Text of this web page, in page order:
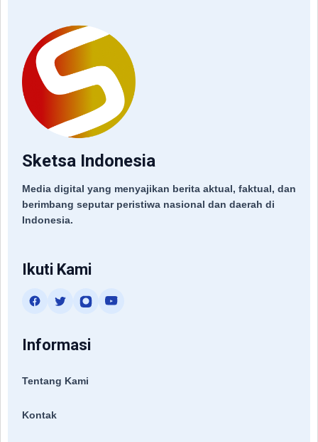
Sketsa Indonesia
Media digital yang menyajikan berita aktual, faktual, dan
berimbang seputar peristiwa nasional dan daerah di
Indonesia.
Ikuti Kami
Informasi
Tentang Kami
Kontak